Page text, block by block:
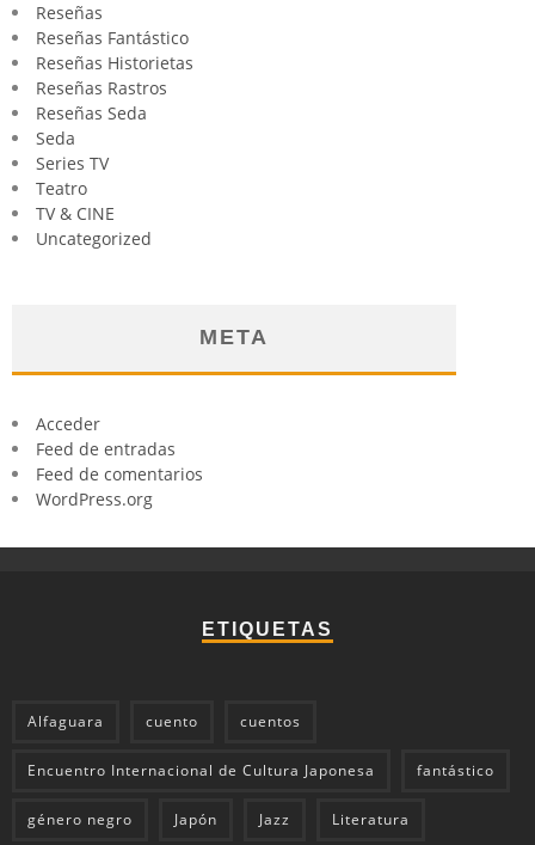
Reseñas
Reseñas Fantástico
Reseñas Historietas
Reseñas Rastros
Reseñas Seda
Seda
Series TV
Teatro
TV & CINE
Uncategorized
META
Acceder
Feed de entradas
Feed de comentarios
WordPress.org
ETIQUETAS
Alfaguara cuento cuentos
Encuentro Internacional de Cultura Japonesa fantástico
género negro Japón Jazz Literatura